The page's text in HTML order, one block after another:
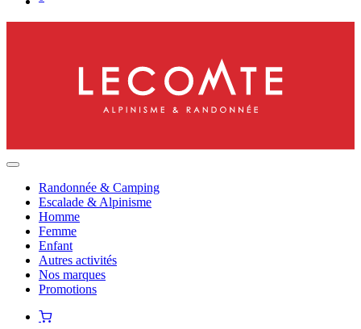
Randonnée & Camping
Escalade & Alpinisme
Homme
Femme
Enfant
Autres activités
Nos marques
Promotions